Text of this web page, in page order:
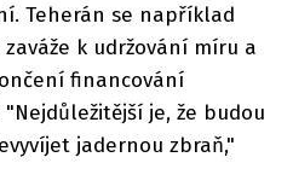
Teherán se například
k udržování míru a
financování
je, že budou
jadernou zbraň,"